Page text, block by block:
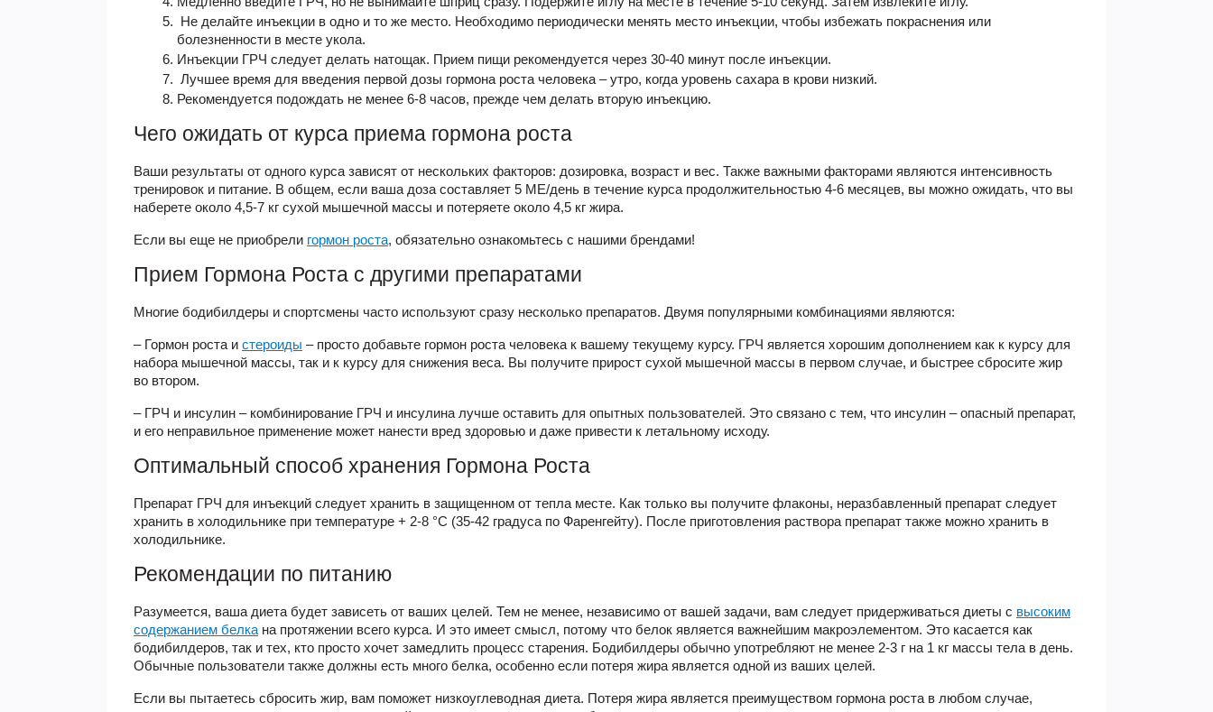
Не делайте инъекции в одно и то же место. Необходимо периодически менять место инъекции, чтобы избежать покраснения или
болезненности в месте укола.
Инъекции ГРЧ следует делать натощак. Прием пищи рекомендуется через 30-40 минут после инъекции.
Лучшее время для введения первой дозы гормона роста человека – утро, когда уровень сахара в крови низкий.
Рекомендуется подождать не менее 6-8 часов, прежде чем делать вторую инъекцию.
Чего ожидать от курса приема гормона роста
Ваши результаты от одного курса зависят от нескольких факторов: дозировка, возраст и вес. Также важными факторами являются интенсивность
тренировок и питание. В общем, если ваша доза составляет 5 МЕ/день в течение курса продолжительностью 4-6 месяцев, вы можно ожидать, что вы
наберете около 4,5-7 кг сухой мышечной массы и потеряете около 4,5 кг жира.
Если вы еще не приобрели гормон роста, обязательно ознакомьтесь с нашими брендами!
Прием Гормона Роста с другими препаратами
Многие бодибилдеры и спортсмены часто используют сразу несколько препаратов. Двумя популярными комбинациями являются:
– Гормон роста и стероиды – просто добавьте гормон роста человека к вашему текущему курсу. ГРЧ является хорошим дополнением как к курсу для
набора мышечной массы, так и к курсу для снижения веса. Вы получите прирост сухой мышечной массы в первом случае, и быстрее сбросите жир
во втором.
– ГРЧ и инсулин – комбинирование ГРЧ и инсулина лучше оставить для опытных пользователей. Это связано с тем, что инсулин – опасный препарат,
и его неправильное применение может нанести вред здоровью и даже привести к летальному исходу.
Оптимальный способ хранения Гормона Роста
Препарат ГРЧ для инъекций следует хранить в защищенном от тепла месте. Как только вы получите флаконы, неразбавленный препарат следует
хранить в холодильнике при температуре + 2-8 °C (35-42 градуса по Фаренгейту). После приготовления раствора препарат также можно хранить в
холодильнике.
Рекомендации по питанию
Разумеется, ваша диета будет зависеть от ваших целей. Тем не менее, независимо от вашей задачи, вам следует придерживаться диеты с высоким
содержанием белка на протяжении всего курса. И это имеет смысл, потому что белок является важнейшим макроэлементом. Это касается как
бодибилдеров, так и тех, кто просто хочет замедлить процесс старения. Бодибилдеры обычно употребляют не менее 2-3 г на 1 кг массы тела в день.
Обычные пользователи также должны есть много белка, особенно если потеря жира является одной из ваших целей.
Если вы пытаетесь сбросить жир, вам поможет низкоуглеводная диета. Потеря жира является преимуществом гормона роста в любом случае,